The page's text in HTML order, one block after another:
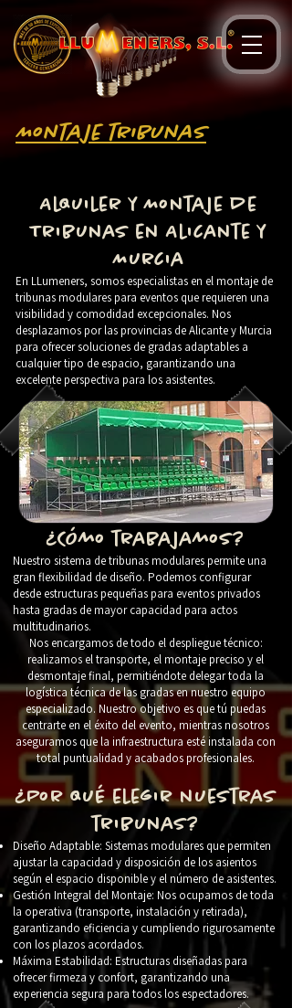
Montaje tribunas
Alquiler y Montaje de
Tribunas en Alicante y
Murcia
En LLumeners, somos especialistas en el montaje de
tribunas modulares para eventos que requieren una
visibilidad y comodidad excepcionales. Nos
desplazamos por las provincias de Alicante y Murcia
para ofrecer soluciones de gradas adaptables a
cualquier tipo de espacio, garantizando una
excelente perspectiva para los asistentes.
¿Cómo trabajamos?
Nuestro sistema de tribunas modulares permite una
gran flexibilidad de diseño. Podemos configurar
desde estructuras pequeñas para eventos privados
hasta gradas de mayor capacidad para actos
multitudinarios.
Nos encargamos de todo el despliegue técnico:
realizamos el transporte, el montaje preciso y el
desmontaje final, permitiéndote delegar toda la
logística técnica de las gradas en nuestro equipo
especializado. Nuestro objetivo es que tú puedas
centrarte en el éxito del evento, mientras nosotros
aseguramos que la infraestructura esté instalada con
total puntualidad y acabados profesionales.
¿Por qué elegir nuestras
tribunas?
Diseño Adaptable: Sistemas modulares que permiten
ajustar la capacidad y disposición de los asientos
según el espacio disponible y el número de asistentes.
Gestión Integral del Montaje: Nos ocupamos de toda
la operativa (transporte, instalación y retirada),
garantizando eficiencia y cumpliendo rigurosamente
con los plazos acordados.
Máxima Estabilidad: Estructuras diseñadas para
ofrecer firmeza y confort, garantizando una
experiencia segura para todos los espectadores.